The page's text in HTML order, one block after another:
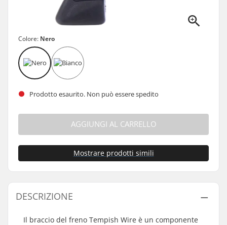
Colore: Nero
Prodotto esaurito. Non può essere spedito
AGGIUNGI AL CARRELLO
Mostrare prodotti simili
DESCRIZIONE
Il braccio del freno Tempish Wire è un componente